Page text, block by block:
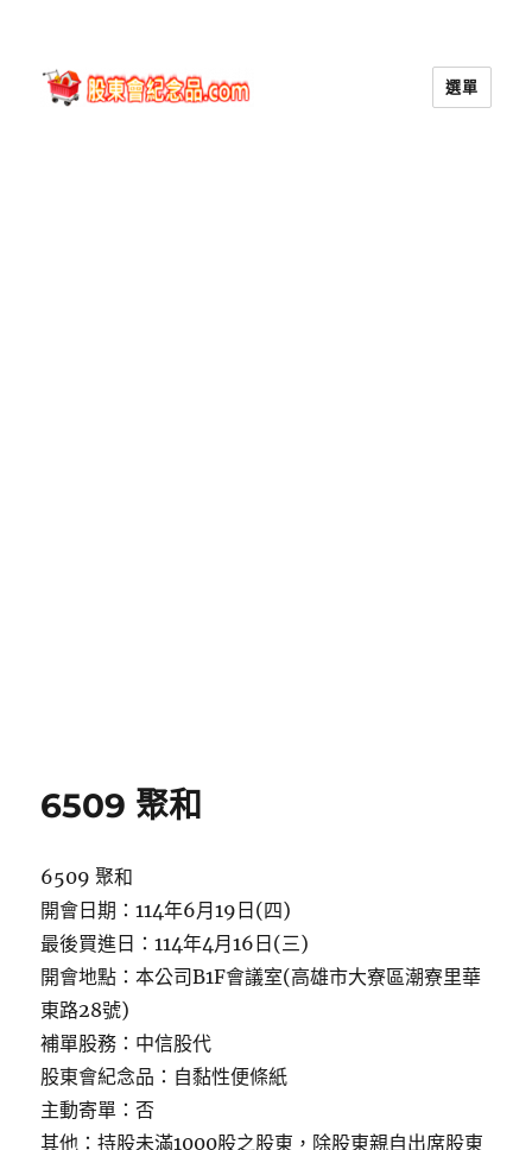
選單
6509 聚和
6509 聚和
開會日期：114年6月19日(四)
最後買進日：114年4月16日(三)
開會地點：本公司B1F會議室(高雄市大寮區潮寮里華
東路28號)
補單股務：中信股代
股東會紀念品：自黏性便條紙
主動寄單：否
其他：持股未滿1000股之股東，除股東親自出席股東